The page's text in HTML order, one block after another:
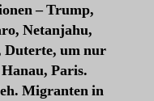
– Trump,
Netanjahu,
Duterte, um nur
Paris.
Migranten in